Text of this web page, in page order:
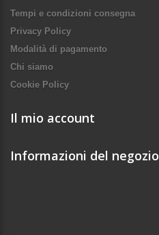
Tempi e condizioni consegna
Privacy Policy
Modalità di pagamento
Chi siamo
Cookie Policy
Il mio account
Informazioni del negozio